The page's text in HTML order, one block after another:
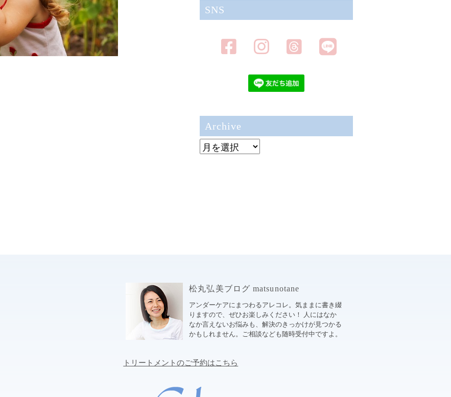
SNS
Archive
Archive
松丸弘美ブログ matsunotane
アンダーケアにまつわるアレコレ。気ままに書き綴
りますので、ぜひお楽しみください！ 人にはなか
なか言えないお悩みも、解決のきっかけが見つかる
かもしれません。ご相談なども随時受付中ですよ。
トリートメントのご予約はこちら